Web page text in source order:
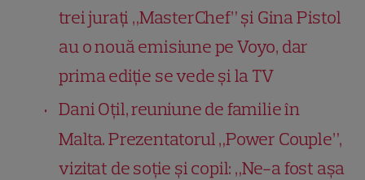
trei jurați „MasterChef” și Gina Pistol
au o nouă emisiune pe Voyo, dar
prima ediție se vede și la TV
Dani Oțil, reuniune de familie în
Malta. Prezentatorul „Power Couple”,
vizitat de soție și copil: „Ne-a fost așa